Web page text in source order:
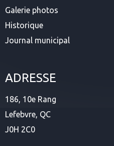
Galerie photos
Historique
Journal municipal
ADRESSE
186, 10e Rang
Lefebvre, QC
J0H 2C0